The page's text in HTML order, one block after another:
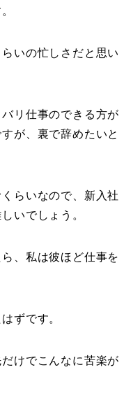
いの忙しさだと思い
リ仕事のできる方が
が、裏で辞めたいと
らいなので、新入社
いでしょう。
、私は彼ほど仕事を
ずです。
けでこんなに苦楽が